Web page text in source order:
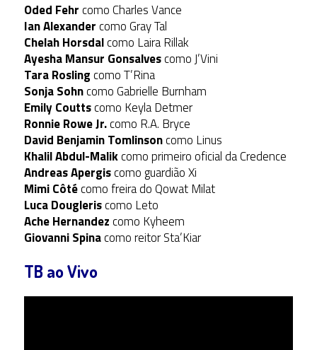
Oded Fehrcomo Charles Vance
Ian Alexandercomo Gray Tal
Chelah Horsdalcomo Laira Rillak
Ayesha Mansur Gonsalvescomo J’Vini
Tara Roslingcomo T’Rina
Sonja Sohncomo Gabrielle Burnham
Emily Couttscomo Keyla Detmer
Ronnie Rowe Jr.como R.A. Bryce
David Benjamin Tomlinsoncomo Linus
Khalil Abdul-Malikcomo primeiro oficial da Credence
Andreas Apergiscomo guardião Xi
Mimi Côtécomo freira do Qowat Milat
Luca Dougleriscomo Leto
Ache Hernandezcomo Kyheem
Giovanni Spinacomo reitor Sta’Kiar
TB ao Vivo